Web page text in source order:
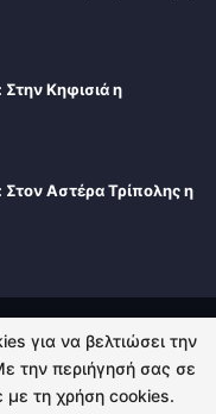
Κηφισιά η
Αστέρα Τρίπολης η
ΕΠΙΚΟΙΝΩΝΙΑ
για να βελτιώσει την
την περιήγησή σας σε
με τη χρήση cookies.